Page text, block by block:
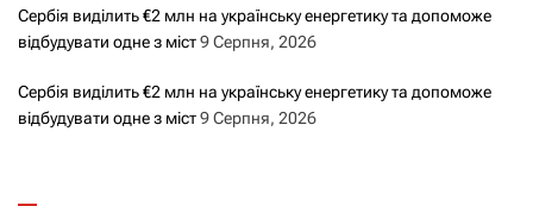
Сербія виділить €2 млн на українську енергетику та допоможе
відбудувати одне з міст9 Серпня, 2026
Сербія виділить €2 млн на українську енергетику та допоможе
відбудувати одне з міст9 Серпня, 2026